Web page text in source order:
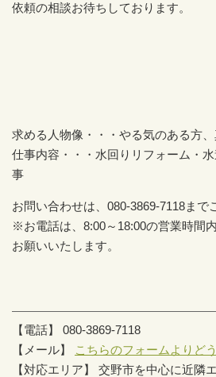
依頼の相談お待ちしております。
求める人物像・・・やる気のある方
仕事内容・・・水回りリフォーム・
事
お問い合わせは、080-3869-7118まで
※お電話は、8:00～18:00の営業時間
お願いいたします。
【電話】 080-3869-7118
【メール】
こちらのフォームよりど
【対応エリア】 交野市を中心に近隣